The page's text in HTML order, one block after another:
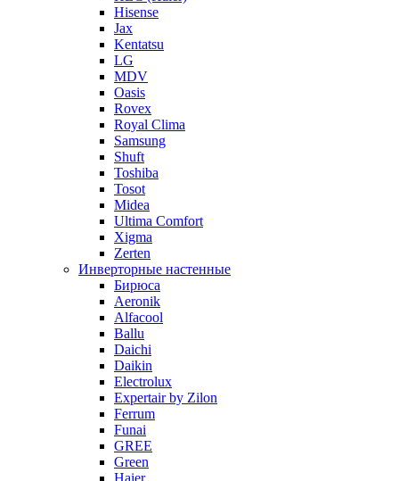
Hisense
Jax
Kentatsu
LG
MDV
Oasis
Rovex
Royal Clima
Samsung
Shuft
Toshiba
Tosot
Midea
Ultima Comfort
Xigma
Zerten
Инверторные настенные
Бирюса
Aeronik
Alfacool
Ballu
Daichi
Daikin
Electrolux
Expertair by Zilon
Ferrum
Funai
GREE
Green
Haier